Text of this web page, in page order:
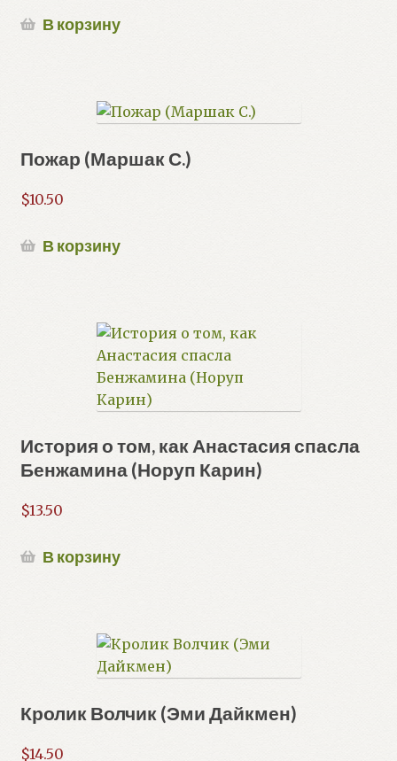
В корзину
Пожар (Маршак С.)
$10.50
В корзину
История о том, как Анастасия спасла
Бенжамина (Норуп Карин)
$13.50
В корзину
Кролик Волчик (Эми Дайкмен)
$14.50